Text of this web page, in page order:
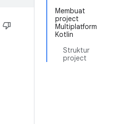
Membuat
project
Multiplatform
Kotlin
Struktur
project